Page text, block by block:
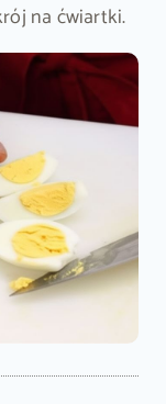
na ćwiartki.